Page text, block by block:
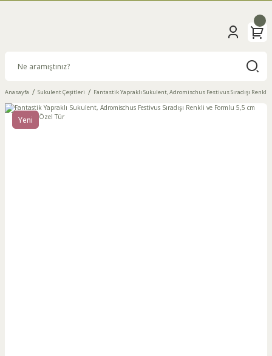
Anasayfa Sukulent Çeşitleri Fantastik Yapraklı Sukulent, Adromischus Festivus Sıradışı Renkli
Yeni